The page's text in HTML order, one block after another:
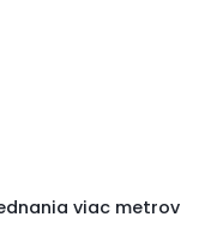
viac metrov